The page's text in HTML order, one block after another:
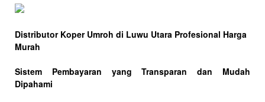
Distributor Koper Umroh di Luwu Utara Profesional Harga
Murah
Sistem Pembayaran yang Transparan dan Mudah
Dipahami